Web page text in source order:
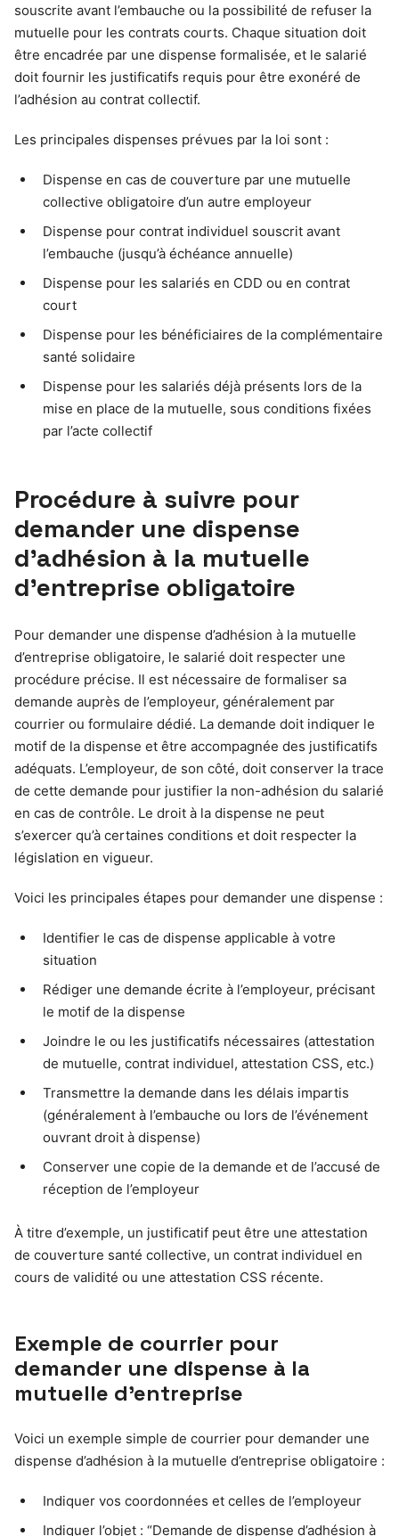
souscrite avant l’embauche ou la possibilité de refuser la
mutuelle pour les contrats courts. Chaque situation doit
être encadrée par une dispense formalisée, et le salarié
doit fournir les justificatifs requis pour être exonéré de
l’adhésion au contrat collectif.
Les principales dispenses prévues par la loi sont :
Dispense en cas de couverture par une mutuelle
collective obligatoire d’un autre employeur
Dispense pour contrat individuel souscrit avant
l’embauche (jusqu’à échéance annuelle)
Dispense pour les salariés en CDD ou en contrat
court
Dispense pour les bénéficiaires de la complémentaire
santé solidaire
Dispense pour les salariés déjà présents lors de la
mise en place de la mutuelle, sous conditions fixées
par l’acte collectif
Procédure à suivre pour
demander une dispense
d’adhésion à la mutuelle
d’entreprise obligatoire
Pour demander une dispense d’adhésion à la mutuelle
d’entreprise obligatoire, le salarié doit respecter une
procédure précise. Il est nécessaire de formaliser sa
demande auprès de l’employeur, généralement par
courrier ou formulaire dédié. La demande doit indiquer le
motif de la dispense et être accompagnée des justificatifs
adéquats. L’employeur, de son côté, doit conserver la trace
de cette demande pour justifier la non-adhésion du salarié
en cas de contrôle. Le droit à la dispense ne peut
s’exercer qu’à certaines conditions et doit respecter la
législation en vigueur.
Voici les principales étapes pour demander une dispense :
Identifier le cas de dispense applicable à votre
situation
Rédiger une demande écrite à l’employeur, précisant
le motif de la dispense
Joindre le ou les justificatifs nécessaires (attestation
de mutuelle, contrat individuel, attestation CSS, etc.)
Transmettre la demande dans les délais impartis
(généralement à l’embauche ou lors de l’événement
ouvrant droit à dispense)
Conserver une copie de la demande et de l’accusé de
réception de l’employeur
À titre d’exemple, un justificatif peut être une attestation
de couverture santé collective, un contrat individuel en
cours de validité ou une attestation CSS récente.
Exemple de courrier pour
demander une dispense à la
mutuelle d’entreprise
Voici un exemple simple de courrier pour demander une
dispense d’adhésion à la mutuelle d’entreprise obligatoire :
Indiquer vos coordonnées et celles de l’employeur
Indiquer l’objet : “Demande de dispense d’adhésion à